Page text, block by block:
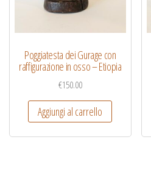
Poggiatesta dei Gurage con
raffigurazione in osso – Etiopia
€150.00
Aggiungi al carrello